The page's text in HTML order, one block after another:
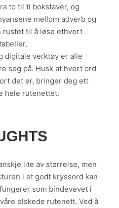
to til ti bokstaver, og
mellom adverb og
rustet til å løse ethvert
digitale verktøy er alle
seg på. Husk at hvert ord
det er, bringer deg ett
hele rutenettet.
lite av størrelse, men
i et godt kryssord kan
som bindevevet i
elskede rutenett. Ved å